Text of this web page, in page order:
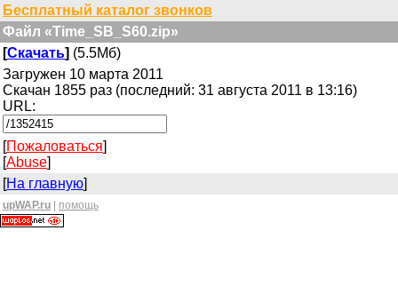
Бесплатный каталог звонков
Файл «Time_SB_S60.zip»
[Скачать] (5.5Мб)
Загружен 10 марта 2011
Скачан 1855 раз (последний: 31 августа 2011 в 13:16)
URL:
[Пожаловаться]
[Abuse]
[На главную]
upWAP.ru помощь